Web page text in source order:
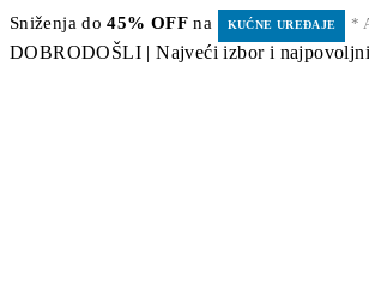
Sniženja do45% OFF na KUĆNE UREĐAJE *
DOBRODOŠLI | Najveći izbor i